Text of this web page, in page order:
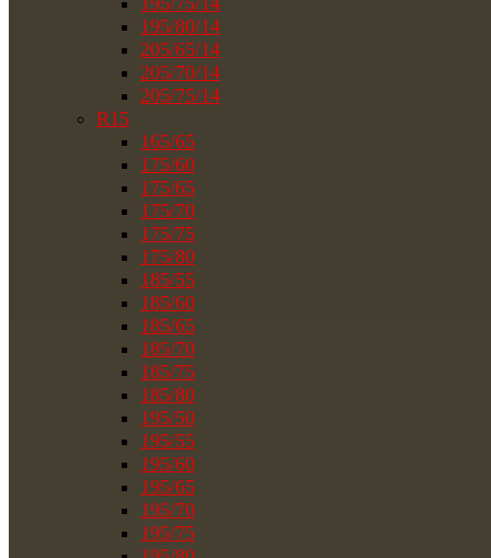
195/80/14
205/65/14
205/70/14
205/75/14
R15
165/65
175/60
175/65
175/70
175/75
175/80
185/55
185/60
185/65
185/70
185/75
185/80
195/50
195/55
195/60
195/65
195/70
195/75